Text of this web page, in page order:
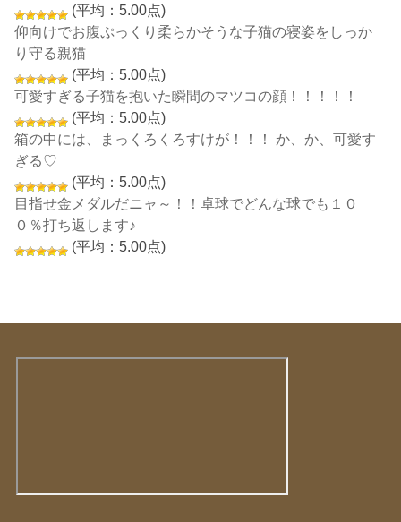
(平均：5.00点)
仰向けでお腹ぷっくり柔らかそうな子猫の寝姿をしっか
り守る親猫
(平均：5.00点)
可愛すぎる子猫を抱いた瞬間のマツコの顔！！！！！
(平均：5.00点)
箱の中には、まっくろくろすけが！！！ か、か、可愛す
ぎる♡
(平均：5.00点)
目指せ金メダルだニャ～！！卓球でどんな球でも１０
０％打ち返します♪
(平均：5.00点)